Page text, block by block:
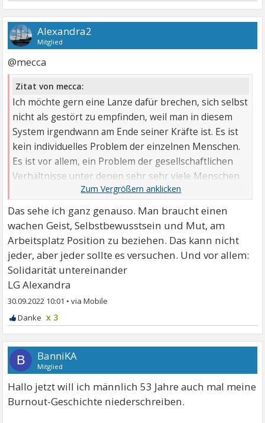
Alexandra2
Mitglied
@mecca
Zitat von mecca:
Ich möchte gern eine Lanze dafür brechen, sich selbst
nicht als gestört zu empfinden, weil man in diesem
System irgendwann am Ende seiner Kräfte ist. Es ist
kein individuelles Problem der einzelnen Menschen.
Es ist vor allem, ein Problem der gesellschaftlichen
Verhältnisse unter denen sehr sehr viele Menschen
Das sehe ich ganz genauso. Man braucht einen
wachen Geist, Selbstbewusstsein und Mut, am
Arbeitsplatz Position zu beziehen. Das kann nicht
jeder, aber jeder sollte es versuchen. Und vor allem:
Solidarität untereinander
LG Alexandra
30.09.2022 10:01 •
x 3
B BanniKA
Mitglied
Hallo jetzt will ich männlich 53 Jahre auch mal meine
Burnout-Geschichte niederschreiben.